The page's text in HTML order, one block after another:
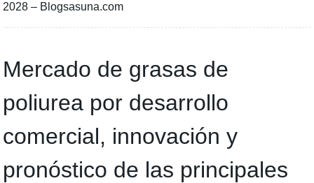
2028 – Blogsasuna.com
Mercado de grasas de
poliurea por desarrollo
comercial, innovación y
pronóstico de las principales